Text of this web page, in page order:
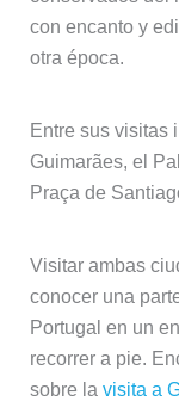
con encanto y
otra época.
Entre sus visitas
Guimarães, el
Praça de
Visitar ambas
conocer una
Portugal en un
recorrer a pie.
sobre la visita a